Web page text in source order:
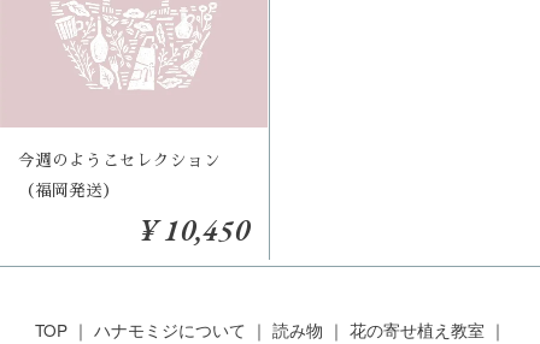
今週のようこセレクション
（福岡発送）
¥ 10,450
TOP ハナモミジについて 読み物
花の寄せ植え教室